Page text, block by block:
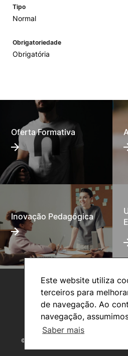
Este website utiliza
terceiros para
de navegação. Ao
navegação,
Saber mais
Tipo
Normal
Obrigatoriedade
Obrigatória
Oferta Formativa
Inovação Pedagógica
©2026 Instituto Politécnico de Coimbra.